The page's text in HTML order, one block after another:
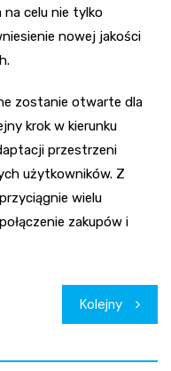
na celu nie tylko
nowej jakości
zostanie otwarte dla
krok w kierunku
przestrzeni
użytkowników. Z
wielu
zakupów i
Kolejny